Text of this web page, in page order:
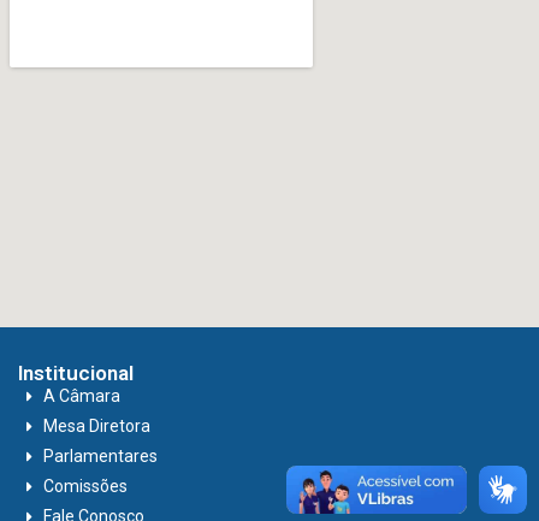
Institucional
A Câmara
Mesa Diretora
Parlamentares
Comissões
Fale Conosco